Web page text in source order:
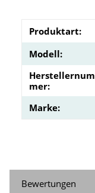
Produktart:
Modell:
Herstellernum
mer:
Marke:
Bewertungen